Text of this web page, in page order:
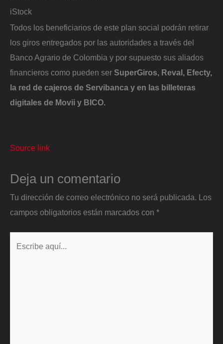
iStock
Todos los beneficiarios de este plan social podrán retirar
los giros entregados por las autoridades a través del
Banco Agrario de Colombia y por supuesto sus aliados
financieros como pueden ser SuperGiros, Reval, Efecty,
la red de cajeros de Servibanca y en las billeteras
digitales de Movii y BICO.
Source link
Deja un comentario
Tu dirección de correo electrónico no será publicada. Los
campos obligatorios están marcados con *